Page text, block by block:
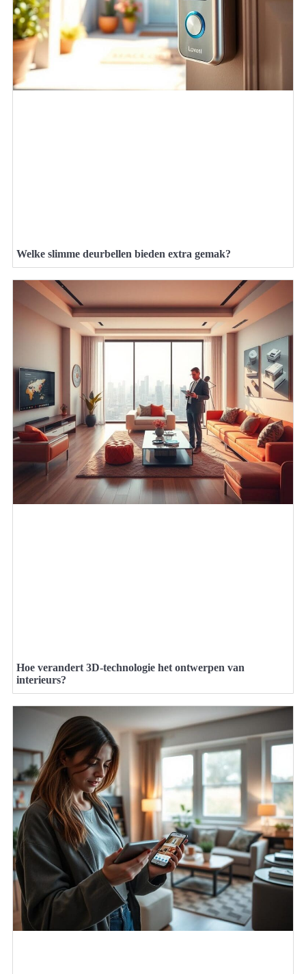
Welke slimme deurbellen bieden extra gemak?
Hoe verandert 3D-technologie het ontwerpen van
interieurs?